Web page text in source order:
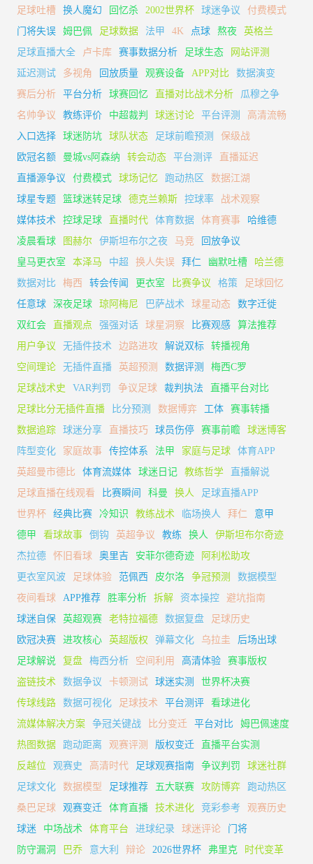
足球吐槽 换人魔幻 回忆杀 2002世界杯 球迷争议
付费模式
门将失误
姆巴佩 足球数据 法甲 4K 点球 熬夜
英格兰
足球直播大全
卢卡库 赛事数据分析 足球生态
网站评测
延迟测试
多视角 回放质量 观赛设备 APP对比
数据演变
赛后分析
平台分析 球赛回忆 直播对比战术分析
瓜穆之争
名帅争议
教练评价 中超裁判 球迷讨论 平台评测
高清流畅
入口选择
球迷防坑 球队状态 足球前瞻预测
保级战
欧冠名额
曼城vs阿森纳 转会动态 平台测评
直播延迟
直播源争议
付费模式 球场记忆 跑动热区
数据江湖
球星专题
篮球迷转足球 德克兰赖斯 控球率
战术观察
媒体技术
控球足球 直播时代 体育数据 体育赛事
哈维德
凌晨看球
图赫尔 伊斯坦布尔之夜 马竞
回放争议
皇马更衣室
本泽马 中超 换人失误 拜仁 幽默吐槽
哈兰德
数据对比
梅西 转会传闻 更衣室 比赛争议 格策
足球回忆
任意球
深夜足球 琼阿梅尼 巴萨战术 球星动态
数字迁徙
双红会
直播观点 强强对话 球星洞察 比赛观感
算法推荐
用户争议
无插件技术 边路进攻 解说双标
转播视角
空间理论
无插件直播 英超预测 数据评测
梅西C罗
足球战术史
VAR判罚 争议足球 裁判执法
直播平台对比
足球比分无插件直播
比分预测 数据博弈 工体
赛事转播
数据追踪
球迷分享 直播技巧 球员伤停 赛事前瞻
球迷博客
阵型变化
家庭故事 传控体系 法甲 家庭与足球
体育APP
英超曼市德比
体育流媒体 球迷日记 教练哲学
直播解说
足球直播在线观看
比赛瞬间 科曼 换人
足球直播APP
世界杯
经典比赛 冷知识 教练战术 临场换人 拜仁
意甲
德甲
看球故事 倒钩 英超争议 教练 换人
伊斯坦布尔奇迹
杰拉德
怀旧看球 奥里吉 安菲尔德奇迹
阿利松助攻
更衣室风波
足球体验 范佩西 皮尔洛 争冠预测
数据模型
夜间看球
APP推荐 胜率分析 拆解 资本操控
避坑指南
球迷自保
英超观赛 老特拉福德 数据复盘
足球历史
欧冠决赛
进攻核心 英超版权 弹幕文化 乌拉圭
后场出球
足球解说
复盘 梅西分析 空间利用 高清体验
赛事版权
盗链技术
数据争议 卡顿测试 球迷实测
世界杯决赛
传球线路
数据可视化 足球技术 平台测评
看球进化
流媒体解决方案
争冠关键战 比分变迁 平台对比
姆巴佩速度
热图数据
跑动距离 观赛评测 版权变迁
直播平台实测
反越位
观赛史 高清时代 足球观赛指南 争议判罚
球迷社群
足球文化
数据模型 足球推荐 五大联赛 攻防博弈
跑动热区
桑巴足球
观赛变迁 体育直播 技术进化 竞彩参考
观赛历史
球迷
中场战术 体育平台 进球纪录 球迷评论
门将
防守漏洞
巴乔 意大利 辩论 2026世界杯 弗里克
时代变革